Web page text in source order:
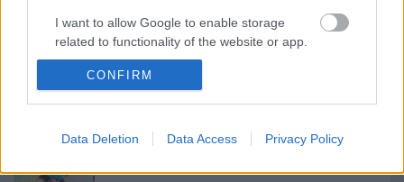
I want to allow Google to enable storage
related to functionality of the website or app.
I want to allow Google to enable storage
I want to allow Google to enable storage
functionality and fraud prevention, and other
CONFIRM
Data Deletion Data Access Privacy Policy
Ajánlott bejegyzések:
Kamaradarabok, kortárs drámák,